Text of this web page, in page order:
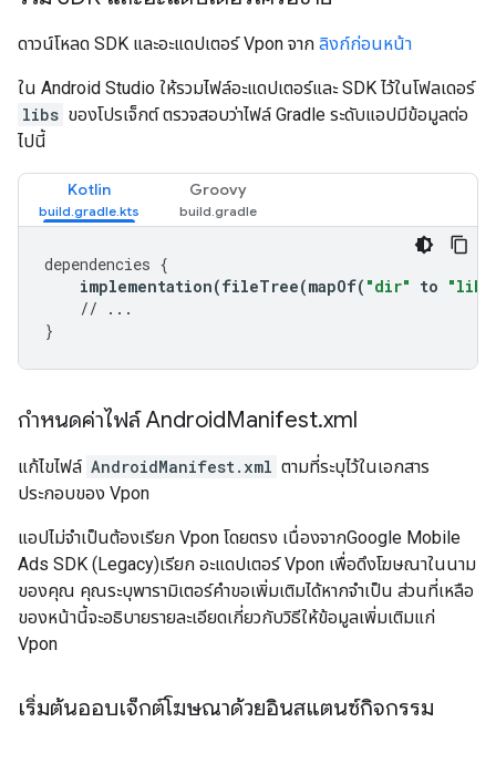
ดาวน์โหลด SDK และอะแดปเตอร์ Vpon จาก ลิงก์ก่อนหน้า
ใน Android Studio ให้รวมไฟล์อะแดปเตอร์และ SDK ไว้ในโฟลเดอร์
libs ของโปรเจ็กต์ ตรวจสอบว่าไฟล์ Gradle ระดับแอปมีข้อมูลต่อ
ไปนี้
Kotlin Groovy
dependencies {
implementation(fileTree(mapOf( "dir" to
// ...
}
กำหนดค่าไฟล์ AndroidManifest.xml
แก้ไขไฟล์ AndroidManifest.xml ตามที่ระบุไว้ในเอกสาร
ประกอบของ Vpon
แอปไม่จำเป็นต้องเรียก Vpon โดยตรง เนื่องจากGoogle Mobile
Ads SDK (Legacy)เรียก อะแดปเตอร์ Vpon เพื่อดึงโฆษณาในนาม
ของคุณ คุณระบุพารามิเตอร์คำขอเพิ่มเติมได้หากจำเป็น ส่วนที่เหลือ
ของหน้านี้จะอธิบายรายละเอียดเกี่ยวกับวิธีให้ข้อมูลเพิ่มเติมแก่
Vpon
เริ่มต้นออบเจ็กต์โฆษณาด้วยอินสแตนซ์กิจกรรม